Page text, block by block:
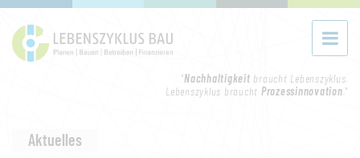
"Nachhaltigkeit braucht Lebenszyklus.
Lebenszyklus braucht Prozessinnovation."
Aktuelles